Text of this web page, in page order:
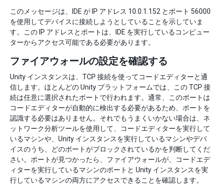
このメッセージは、IDE が IP アドレス 10.0.1.152 とポート 56000
を使用してデバイスに接続しようとしていることを示していま
す。この IP アドレスとポートは、IDE を実行しているコンピュー
ターからアクセス可能である必要があります。
ファイアウォールの設定を確認する
Unity インスタンスは、TCP 接続を使ってコードエディターと通
信します。ほとんどの Unity プラットフォームでは、この TCP 接
続は任意に選択されたポートで行われます。通常、このポートは
コードエディターが自動的に検出する必要があるため、ポートを
認識する必要はありません。それでもうまくいかない場合は、ネ
ットワーク分析ツールを使用して、コードエディターを実行して
いるマシンや、Unity インスタンスを実行しているマシンやデバ
イスのうち、どのポートがブロックされているかを判断してくだ
さい。ポートが見つかったら、ファイアウォールが、コードエデ
ィターを実行しているマシンのポートと Unity インスタンスを実
行しているマシンの両方にアクセスできることを確認します。